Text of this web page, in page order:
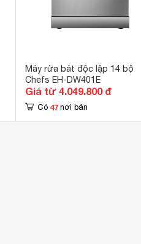
Máy rửa bát độc lập 14 bộ
Chefs EH-DW401E
Giá từ 4.049.800 đ
Có 47 nơi bán